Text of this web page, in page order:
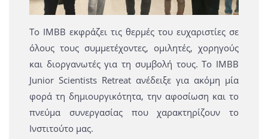
Το ΙΜΒΒ εκφράζει τις θερμές του ευχαριστίες σε
όλους τους συμμετέχοντες, ομιλητές, χορηγούς
και διοργανωτές για τη συμβολή τους. Το IMBB
Junior Scientists Retreat ανέδειξε για ακόμη μία
φορά τη δημιουργικότητα, την αφοσίωση και το
πνεύμα συνεργασίας που χαρακτηρίζουν το
Ινστιτούτο μας.